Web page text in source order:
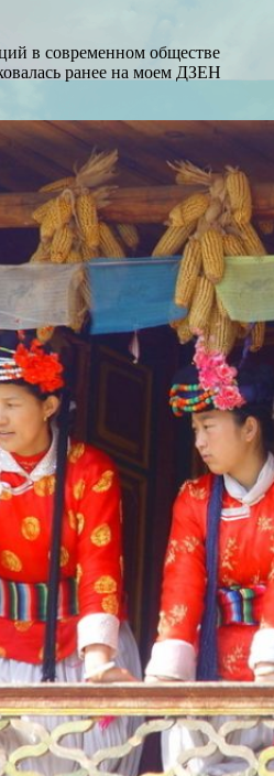
в современном обществе
ранее на моем ДЗЕН